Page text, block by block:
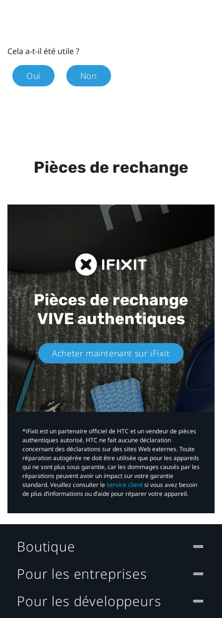
Cela a-t-il été utile ?
Oui Non
Pièces de rechange
Pièces de rechange
VIVE authentiques​
Acheter maintenant sur iFixit​
*iFixit est un partenaire officiel de HTC et un vendeur de pièces
authentiques autorisé. HTC ne fait aucune déclaration
concernant des déclarations sur des sites Web externes. Toute
réparation autogérée ne doit être utilisée que pour les appareils
qui ne sont plus sous garantie, car les dommages causés par les
réparations peuvent avoir un impact sur votre garantie
standard. Veuillez consulter leservice clientsi vous avez besoin
de plus d’informations ou d’aide pour réparer votre appareil.​
Boutique
Pour les entreprises
Pour les développeurs